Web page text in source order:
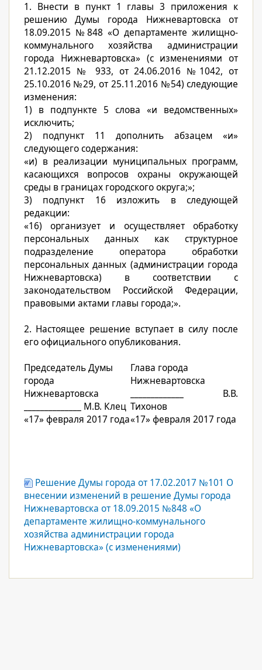
1. Внести в пункт 1 главы 3 приложения к
решению Думы города Нижневартовска от
18.09.2015 №848 «О департаменте жилищно-
коммунального хозяйства администрации
города Нижневартовска» (с изменениями от
21.12.2015 № 933, от 24.06.2016 №1042, от
25.10.2016 №29, от 25.11.2016 №54) следующие
изменения:
1) в подпункте 5 слова «и ведомственных»
исключить;
2) подпункт 11 дополнить абзацем «и»
следующего содержания:
«и) в реализации муниципальных программ,
касающихся вопросов охраны окружающей
среды в границах городского округа;»;
3) подпункт 16 изложить в следующей
редакции:
«16) организует и осуществляет обработку
персональных данных как структурное
подразделение оператора обработки
персональных данных (администрации города
Нижневартовска) в соответствии с
законодательством Российской Федерации,
правовыми актами главы города;».
2. Настоящее решение вступает в силу после
его официального опубликования.
Председатель Думы
города
Нижневартовска
______________ М.В. Клец
«17» февраля 2017 года
Глава города
Нижневартовска
_____________ В.В.
Тихонов
«17» февраля 2017 года
Решение Думы города от 17.02.2017 №101 О
внесении изменений в решение Думы города
Нижневартовска от 18.09.2015 №848 «О
департаменте жилищно-коммунального
хозяйства администрации города
Нижневартовска» (с изменениями)